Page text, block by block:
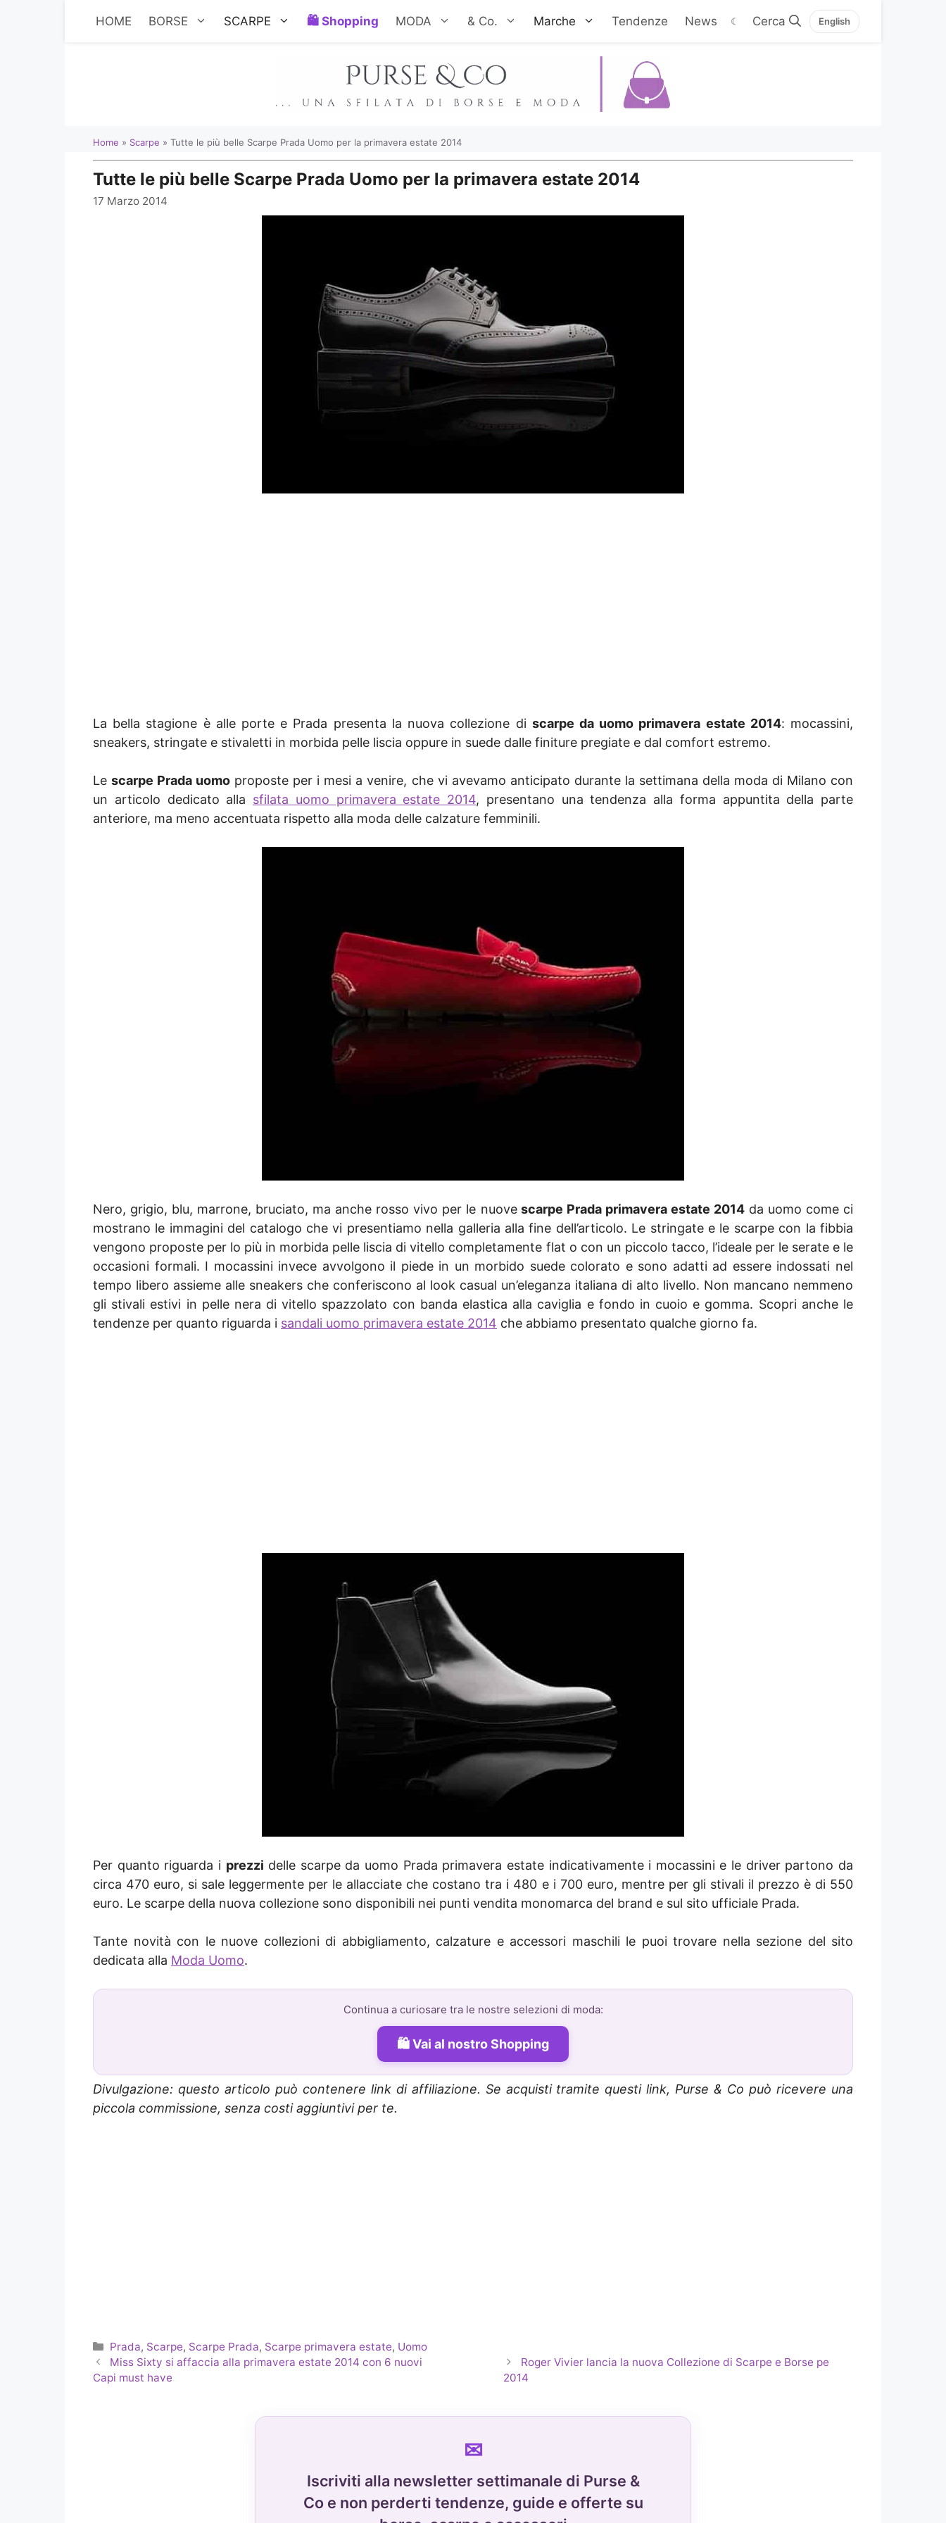
HOME BORSE SCARPE Shopping MODA & Co. Marche Tendenze News ☾ English
Home » Scarpe » Tutte le più belle Scarpe Prada Uomo per la primavera estate 2014
Tutte le più belle Scarpe Prada Uomo per la primavera estate 2014
17 Marzo 2014
La bella stagione è alle porte e Prada presenta la nuova collezione di scarpe da uomo primavera estate 2014: mocassini,
sneakers, stringate e stivaletti in morbida pelle liscia oppure in suede dalle finiture pregiate e dal comfort estremo.
Lescarpe Prada uomo proposte per i mesi a venire, che vi avevamo anticipato durante la settimana della moda di Milano con
un articolo dedicato alla sfilata uomo primavera estate 2014, presentano una tendenza alla forma appuntita della parte
anteriore, ma meno accentuata rispetto alla moda delle calzature femminili.
Nero, grigio, blu, marrone, bruciato, ma anche rosso vivo per le nuovescarpe Prada primavera estate 2014da uomo come ci
mostrano le immagini del catalogo che vi presentiamo nella galleria alla fine dell’articolo. Le stringate e le scarpe con la fibbia
vengono proposte per lo più in morbida pelle liscia di vitello completamente flat o con un piccolo tacco, l’ideale per le serate e le
occasioni formali. I mocassini invece avvolgono il piede in un morbido suede colorato e sono adatti ad essere indossati nel
tempo libero assieme alle sneakers che conferiscono al look casual un’eleganza italiana di alto livello. Non mancano nemmeno
gli stivali estivi in pelle nera di vitello spazzolato con banda elastica alla caviglia e fondo in cuoio e gomma. Scopri anche le
tendenze per quanto riguarda i sandali uomo primavera estate 2014 che abbiamo presentato qualche giorno fa.
Per quanto riguarda i prezzi delle scarpe da uomo Prada primavera estate indicativamente i mocassini e le driver partono da
circa 470 euro, si sale leggermente per le allacciate che costano tra i 480 e i 700 euro, mentre per gli stivali il prezzo è di 550
euro. Le scarpe della nuova collezione sono disponibili nei punti vendita monomarca del brand e sul sito ufficiale Prada.
Tante novità con le nuove collezioni di abbigliamento, calzature e accessori maschili le puoi trovare nella sezione del sito
dedicata alla Moda Uomo.
Continua a curiosare tra le nostre selezioni di moda:
Vai al nostro Shopping
Divulgazione: questo articolo può contenere link di affiliazione. Se acquisti tramite questi link, Purse & Co può ricevere una
piccola commissione, senza costi aggiuntivi per te.
Categorie
Prada, Scarpe, Scarpe Prada, Scarpe primavera estate, Uomo
Miss Sixty si affaccia alla primavera estate 2014 con 6 nuovi
Capi must have
Roger Vivier lancia la nuova Collezione di Scarpe e Borse pe
2014
Iscriviti alla newsletter settimanale di Purse &
Co e non perderti tendenze, guide e offerte su